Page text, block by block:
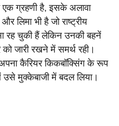
एक ग्रहणी है, इसके अलावा
लिमा भी है जो राष्ट्रीय
रह चुकी हैं लेकिन उनकी बहनें
जारी रखने में समर्थ रही।
अपना कैरियर किकबॉक्सिंग के रूप
मुक्केबाजी में बदल लिया।